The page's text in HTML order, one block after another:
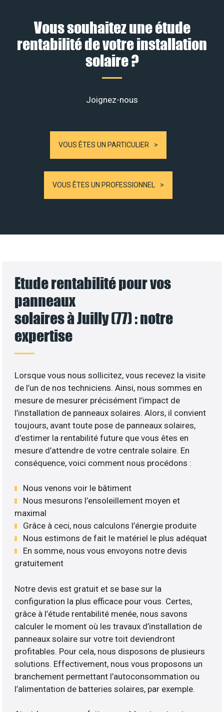
Vous souhaitez une étude
rentabilité de votre installation
solaire ?
Joignez-nous
VOUS ÊTES UN PARTICULIER
VOUS ÊTES UN PROFESSIONNEL
Etude rentabilité pour vos
panneaux
solaires à Juilly (77) : notre
expertise
Lorsque vous nous sollicitez, vous recevez la visite
de l’un de nos techniciens. Ainsi, nous sommes en
mesure de mesurer précisément l’impact de
l’installation de panneaux solaires. Alors, il convient
toujours, avant toute pose de panneaux solaires,
d’estimer la rentabilité future que vous êtes en
mesure d’attendre de votre centrale solaire. En
conséquence, voici comment nous procédons :
Nous venons voir le bâtiment
Nous mesurons l’ensoleillement moyen et
maximal
Grâce à ceci, nous calculons l’énergie produite
Nous estimons de fait le matériel le plus adéquat
En somme, nous vous envoyons notre devis
gratuitement
Notre devis est gratuit et se base sur la
configuration la plus efficace pour vous. Certes,
grâce à l’étude rentabilité menée, nous savons
calculer le moment où les travaux d’installation de
panneaux solaire sur votre toit deviendront
profitables. Pour cela, nous disposons de plusieurs
solutions. Effectivement, nous vous proposons un
branchement permettant l’autoconsommation ou
l’alimentation de batteries solaires, par exemple.